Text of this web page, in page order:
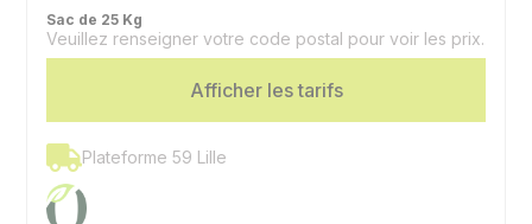
Spécificité : grosse production
Sac de 25 Kg
Veuillez renseigner votre code postal pour voir les prix.
Afficher les tarifs
Plateforme 59 Lille